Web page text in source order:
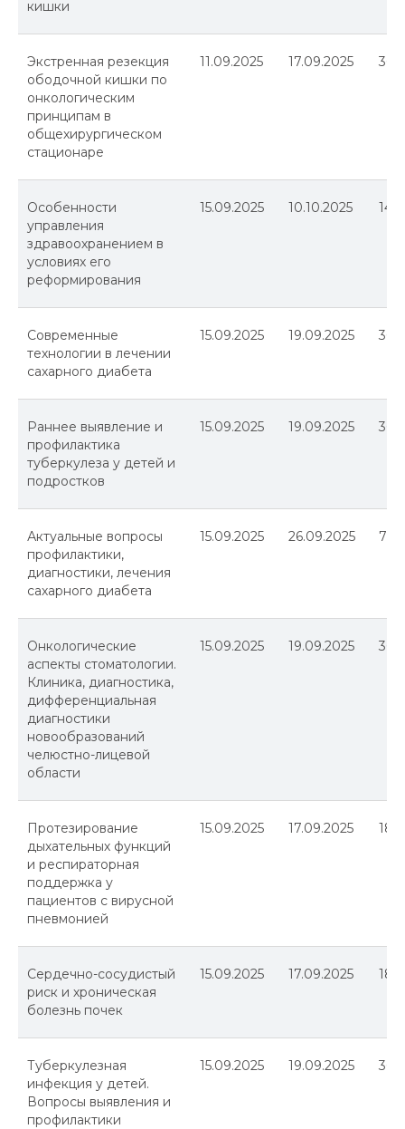
кишки
Экстренная резекция
ободочной кишки по
онкологическим
принципам в
общехирургическом
стационаре
11.09.2025 17.09.2025 36
Особенности
управления
здравоохранением в
условиях его
реформирования
15.09.2025 10.10.2025 144
Современные
технологии в лечении
сахарного диабета
15.09.2025 19.09.2025 36
Раннее выявление и
профилактика
туберкулеза у детей и
подростков
15.09.2025 19.09.2025 36
Актуальные вопросы
профилактики,
диагностики, лечения
сахарного диабета
15.09.2025 26.09.2025 72
Онкологические
аспекты стоматологии.
Клиника, диагностика,
дифференциальная
диагностики
новообразований
челюстно-лицевой
области
15.09.2025 19.09.2025 36
Протезирование
дыхательных функций
и респираторная
поддержка у
пациентов с вирусной
пневмонией
15.09.2025 17.09.2025 18
Сердечно-сосудистый
риск и хроническая
болезнь почек
15.09.2025 17.09.2025 18
Туберкулезная
инфекция у детей.
Вопросы выявления и
профилактики
15.09.2025 19.09.2025 36